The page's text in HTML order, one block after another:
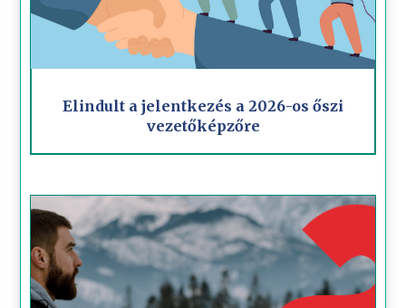
Elindult a jelentkezés a 2026-os őszi
vezetőképzőre